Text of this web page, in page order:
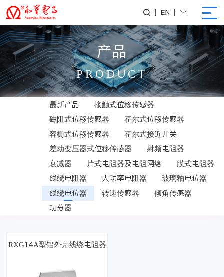
 EN 
产品
PRODUCT
最新产品
接触式位移传感器
磁阻式位移传感器
霍尔式位移传感器
容栅式位移传感器
霍尔式接近开关
差动变压器式位移传感器
射频电阻器
衰减器
片式电阻器及电阻网络
膜式电阻器
线绕电阻器
大功率电阻器
玻璃釉电位器
线绕电位器
转速传感器
倾角传感器
功分器
RXG14A型铝外壳线绕电阻器